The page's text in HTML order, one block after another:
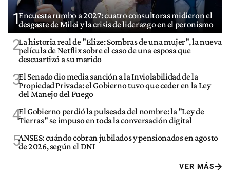
1Encuesta rumbo a 2027: cuatro consultoras midieron el
desgaste de Milei y la crisis de liderazgo en el peronismo
2La historia real de "Elize: Sombras de una mujer", la nueva
película de Netflix sobre el caso de una esposa que
descuartizó a su marido
3El Senado dio media sanción a la Inviolabilidad de la
Propiedad Privada: el Gobierno tuvo que ceder en la Ley
del Manejo del Fuego
4El Gobierno perdió la pulseada del nombre: la "Ley de
Tierras" se impuso en toda la conversación digital
5ANSES: cuándo cobran jubilados y pensionados en agosto
de 2026, según el DNI
VER MÁS